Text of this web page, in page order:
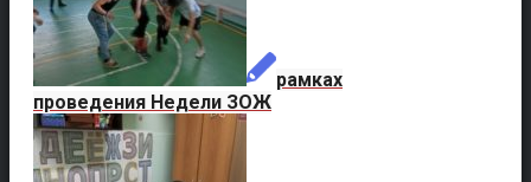
рамках
проведения Недели ЗОЖ